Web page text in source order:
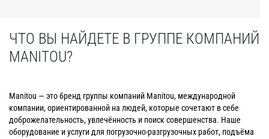
ЧТО ВЫ НАЙДЕТЕ В ГРУППЕ КОМПАНИЙ
MANITOU?
Manitou — это бренд группы компаний Manitou, международной
компании, ориентированной на людей, которые сочетают в себе
доброжелательность, увлечённость и поиск совершенства. Наше
оборудование и услуги для погрузочно-разгрузочных работ, подъёма